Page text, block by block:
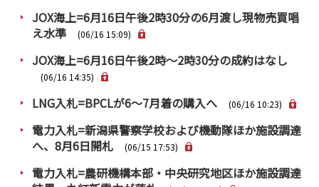
JOX海上=6月16日午後2時30分の6月渡し現物売買唱
え水準
(06/16 15:09)
JOX海上=6月16日午後2時～2時30分の成約はなし
(06/16 14:35)
LNG入札=BPCLが6～7月着の購入へ (06/16 10:23)
電力入札=新潟県警察学校および機動隊ほか施設調達
へ、8月6日開札
(06/15 17:53)
電力入札=農研機構本部・中央研究地区ほか施設調達